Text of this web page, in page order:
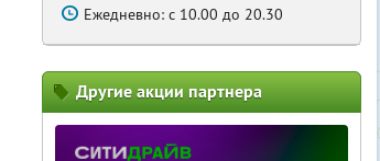
Eжедневно: c 10.00 до 20.30
Другие акции партнера